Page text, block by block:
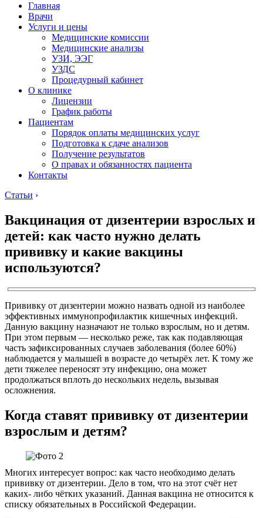
Главная
Врачи
Услуги и цены
Медицинские комиссии
Медицинские анализы
УЗИ, ЭЭГ
УЗДС
Процедурный кабинет
О клинике
Лицензии
График работы
Пациентам
Порядок оплаты медицинских услуг
Подготовка к сдаче анализов
Получение результатов
О правах и обязанностях пациента
Контакты
Статьи ›
Вакцинация от дизентерии взрослых и
детей: как часто нужно делать
прививку и какие вакцины
используются?
Прививку от дизентерии можно назвать одной из наиболее
эффективных иммунопрофилактик кишечных инфекций.
Данную вакцину назначают не только взрослым, но и детям.
При этом первым — несколько реже, так как подавляющая
часть зафиксированных случаев заболевания (более 60%)
наблюдается у малышей в возрасте до четырёх лет. К тому же
дети тяжелее переносят эту инфекцию, она может
продолжаться вплоть до нескольких недель, вызывая
осложнения.
Когда ставят прививку от дизентерии
взрослым и детям?
Многих интересует вопрос: как часто необходимо делать
прививку от дизентерии. Дело в том, что на этот счёт нет
каких- либо чётких указаний. Данная вакцина не относится к
списку обязательных в Российской Федерации.